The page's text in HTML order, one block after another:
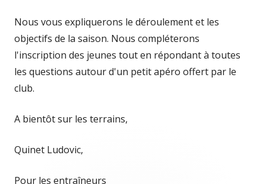
Nous vous expliquerons le déroulement et les
objectifs de la saison. Nous compléterons
l'inscription des jeunes tout en répondant à toutes
les questions autour d'un petit apéro offert par le
club.
A bientôt sur les terrains,
Quinet Ludovic,
Pour les entraîneurs